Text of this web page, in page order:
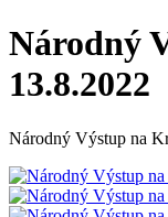
Národný
13.8.2022
Národný Výstup na